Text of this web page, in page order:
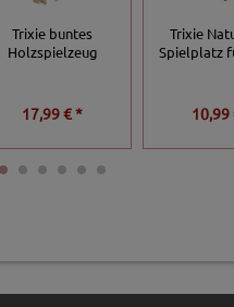
Trixie buntes
Holzspielzeug
17,99 € *
Trixie
Spielplatz
10,99